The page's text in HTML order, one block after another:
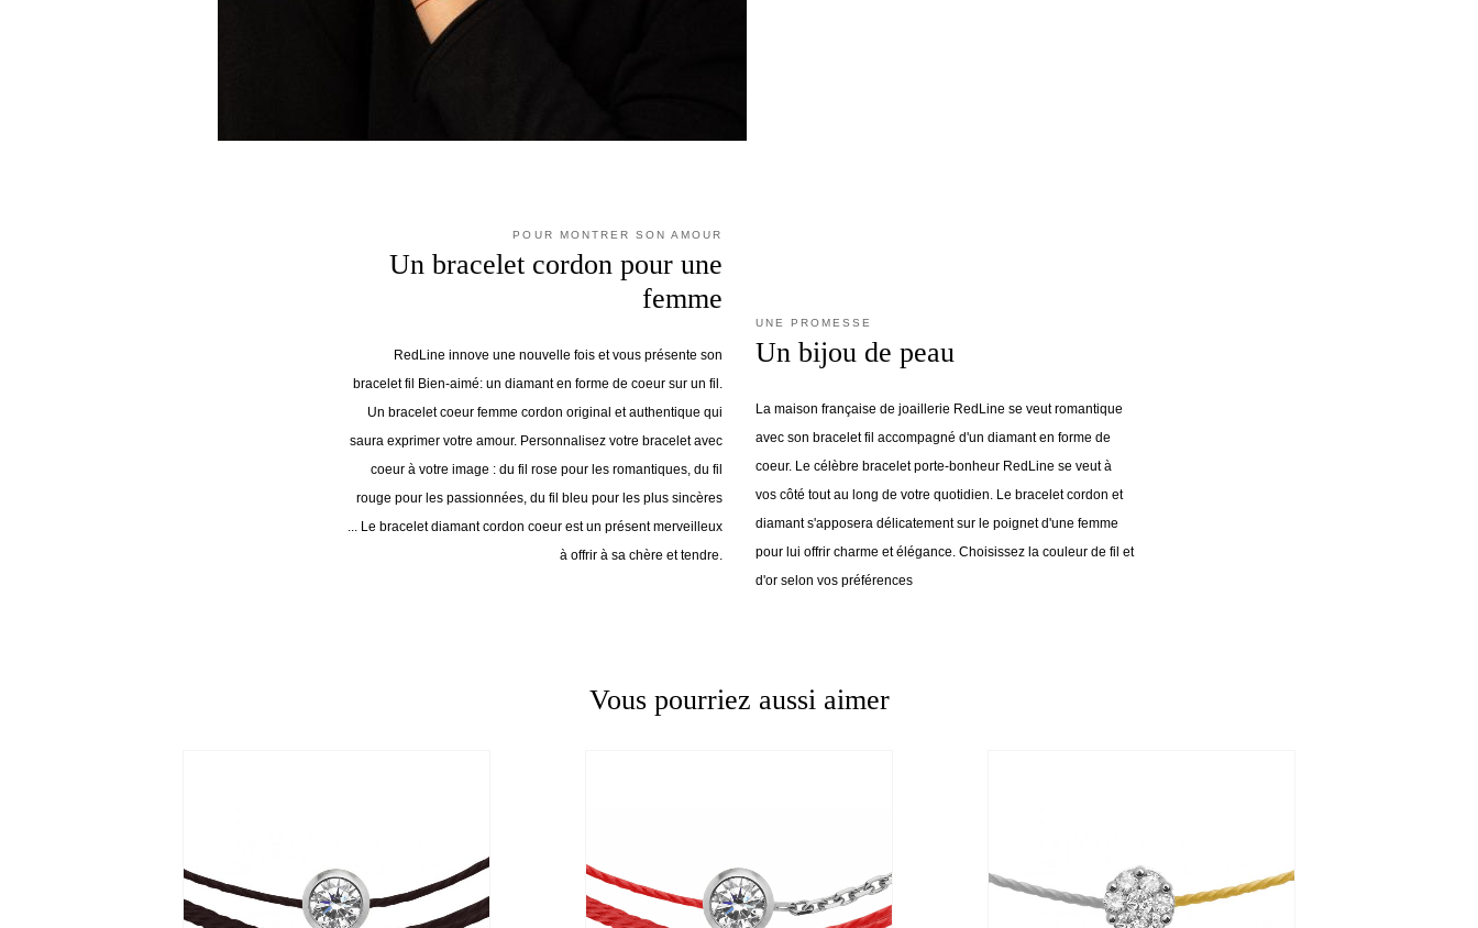
POUR MONTRER SON AMOUR
Un bracelet cordon pour une
femme
RedLine innove une nouvelle fois et vous présente son
bracelet fil Bien-aimé: un diamant en forme de coeur sur un fil.
Un bracelet coeur femme cordon original et authentique qui
saura exprimer votre amour. Personnalisez votre bracelet avec
coeur à votre image : du fil rose pour les romantiques, du fil
rouge pour les passionnées, du fil bleu pour les plus sincères
... Le bracelet diamant cordon coeur est un présent merveilleux
à offrir à sa chère et tendre.
UNE PROMESSE
Un bijou de peau
La maison française de joaillerie RedLine se veut romantique
avec son bracelet fil accompagné d'un diamant en forme de
coeur. Le célèbre bracelet porte-bonheur RedLine se veut à
vos côté tout au long de votre quotidien. Le bracelet cordon et
diamant s'apposera délicatement sur le poignet d'une femme
pour lui offrir charme et élégance. Choisissez la couleur de fil et
d'or selon vos préférences
Vous pourriez aussi aimer